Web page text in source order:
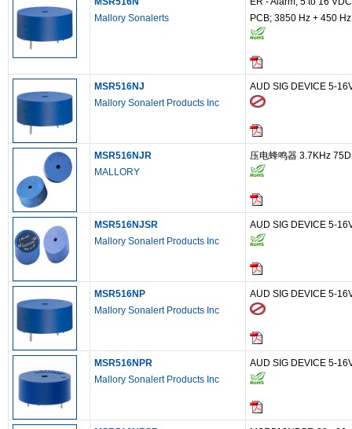
Mallory Sonalerts
PCB; 3850 Hz + 450
MSR516NJ
Mallory Sonalert Products Inc
AUD SIG DEVICE 5-
MSR516NJR
MALLORY
压电蜂鸣器 3.7KHz
MSR516NJSR
Mallory Sonalert Products Inc
AUD SIG DEVICE 5-
MSR516NP
Mallory Sonalert Products Inc
AUD SIG DEVICE 5-
MSR516NPR
Mallory Sonalert Products Inc
AUD SIG DEVICE 5-